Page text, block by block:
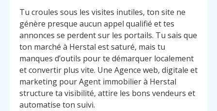
Tu croules sous les visites inutiles, ton site ne
génère presque aucun appel qualifié et tes
annonces se perdent sur les portails. Tu sais que
ton marché à Herstal est saturé, mais tu
manques d’outils pour te démarquer localement
et convertir plus vite. Une Agence web, digitale et
marketing pour Agent immobilier à Herstal
structure ta visibilité, attire les bons vendeurs et
automatise ton suivi.